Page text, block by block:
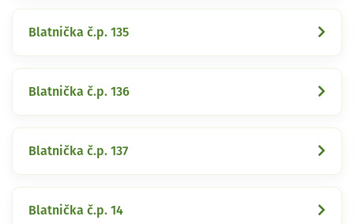
Blatnička č.p. 135
Blatnička č.p. 136
Blatnička č.p. 137
Blatnička č.p. 14